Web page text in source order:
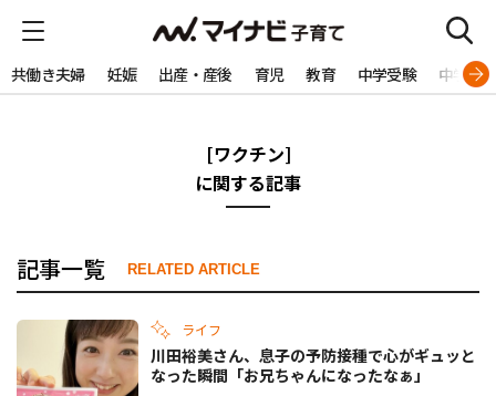
共働き夫婦 妊娠 出産・産後 育児 教育 中学受験 中学生
[ワクチン]
に関する記事
記事一覧 RELATED ARTICLE
ライフ
川田裕美さん、息子の予防接種で心がギュッと
なった瞬間「お兄ちゃんになったなぁ」